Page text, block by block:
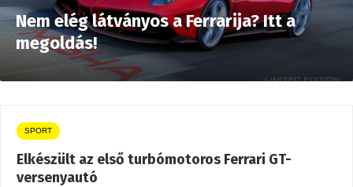
Nem elég látványos a Ferrarija? Itt a
megoldás!
SPORT
Elkészült az első turbómotoros Ferrari GT-
versenyautó